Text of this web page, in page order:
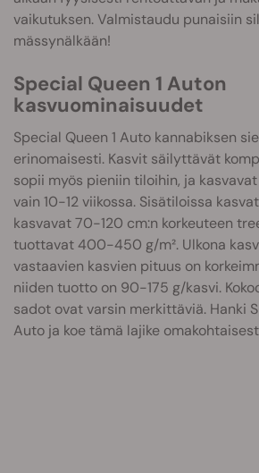
vaikutuksen. Valmistaudu punaisiin
mässynälkään!
Special Queen 1 Auton
kasvuominaisuudet
Special Queen 1 Auto kannabiksen
erinomaisesti. Kasvit säilyttävät
sopii myös pieniin tiloihin, ja
vain 10-12 viikossa. Sisätiloissa
kasvavat 70-120 cm:n korkeuteen
tuottavat 400-450 g/m². Ulkona
vastaavien kasvien pituus on
niiden tuotto on 90-175 g/kasvi.
sadot ovat varsin merkittäviä. Hanki
Auto ja koe tämä lajike